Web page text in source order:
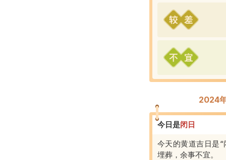
2024
今日是闭 日
今天的黄道吉日是
埋葬，余事不宜。